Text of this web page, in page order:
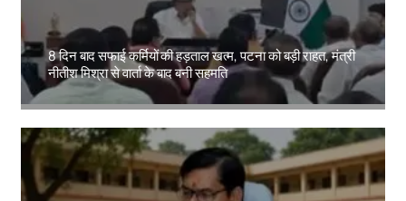
8 दिन बाद सफाई कर्मियों की हड़ताल खत्म, पटना को बड़ी राहत, मंत्री
नीतीश मिश्रा से वार्ता के बाद बनी सहमति